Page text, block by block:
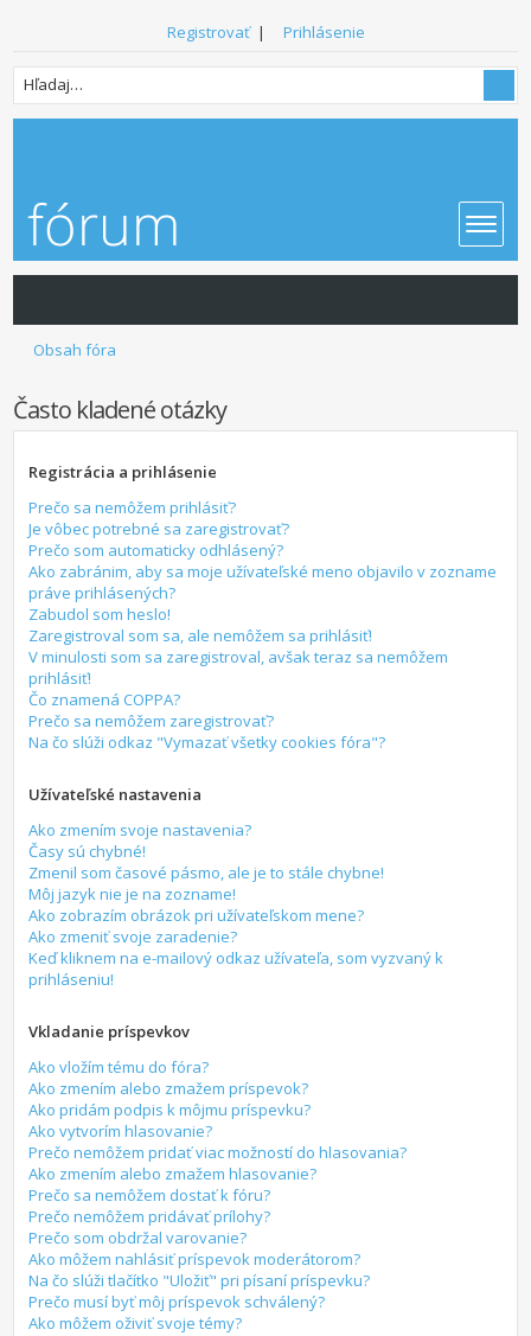
Registrovať| Prihlásenie
Obsah fóra
Často kladené otázky
Registrácia a prihlásenie
Prečo sa nemôžem prihlásiť?
Je vôbec potrebné sa zaregistrovať?
Prečo som automaticky odhlásený?
Ako zabránim, aby sa moje užívateľské meno objavilo v zozname
práve prihlásených?
Zabudol som heslo!
Zaregistroval som sa, ale nemôžem sa prihlásiť!
V minulosti som sa zaregistroval, avšak teraz sa nemôžem
prihlásiť!
Čo znamená COPPA?
Prečo sa nemôžem zaregistrovať?
Na čo slúži odkaz "Vymazať všetky cookies fóra"?
Užívateľské nastavenia
Ako zmením svoje nastavenia?
Časy sú chybné!
Zmenil som časové pásmo, ale je to stále chybne!
Môj jazyk nie je na zozname!
Ako zobrazím obrázok pri užívateľskom mene?
Ako zmeniť svoje zaradenie?
Keď kliknem na e-mailový odkaz užívateľa, som vyzvaný k
prihláseniu!
Vkladanie príspevkov
Ako vložím tému do fóra?
Ako zmením alebo zmažem príspevok?
Ako pridám podpis k môjmu príspevku?
Ako vytvorím hlasovanie?
Prečo nemôžem pridať viac možností do hlasovania?
Ako zmením alebo zmažem hlasovanie?
Prečo sa nemôžem dostať k fóru?
Prečo nemôžem pridávať prílohy?
Prečo som obdržal varovanie?
Ako môžem nahlásiť príspevok moderátorom?
Na čo slúži tlačítko "Uložiť" pri písaní príspevku?
Prečo musí byť môj príspevok schválený?
Ako môžem oživiť svoje témy?